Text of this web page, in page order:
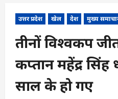
उत्तर प्रदेश खेल देश मुख्य
तीनों विश्वकप
कप्तान महेंद्र
साल के हो गए